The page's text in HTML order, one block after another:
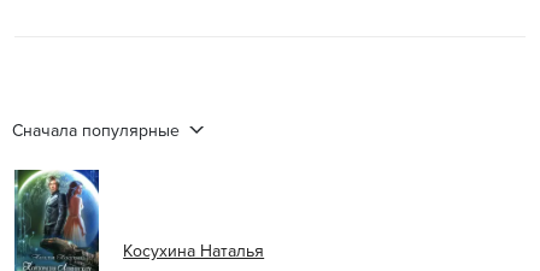
Сначала популярные
Косухина Наталья